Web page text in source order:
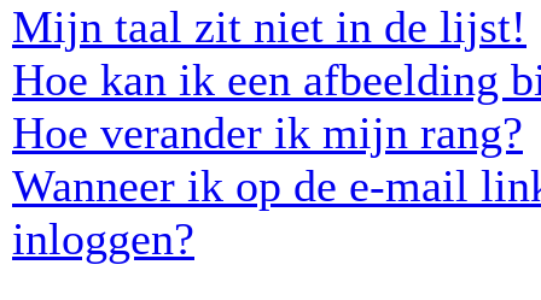
Mijn taal zit niet in de lijst!
Hoe kan ik een afbeelding
Hoe verander ik mijn rang?
Wanneer ik op de e-mail
inloggen?